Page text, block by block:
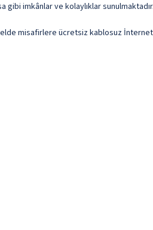
imkânlar ve kolaylıklar sunulmaktadır.
misafirlere ücretsiz kablosuz